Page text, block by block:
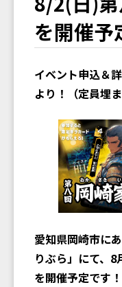
を開催予
イベント申込＆
より！（定員埋
愛知県岡崎市に
りぶら」にて、
を開催予定です！